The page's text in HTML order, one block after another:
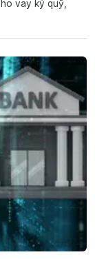
vay ký quỹ,